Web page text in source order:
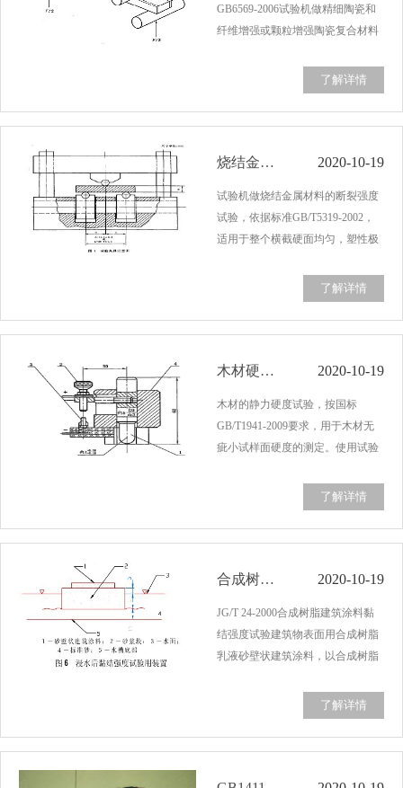
GB6569-2006试验机做精细陶瓷和
纤维增强或颗粒增强陶瓷复合材料
GB6569-2006要求执行。弯曲强度
时一个特定的弹性梁受弯曲载荷断
裂时的最大应力。对矩形截面的梁
了解详情
烧结金属材料弯曲 GB/T5319-2002 2020-10-19
试验机做烧结金属材料的断裂强度
试验，依据标准GB/T5319-2002，
适用于整个横截硬面均匀，塑性极
金属粉末的烧结强度与参考粉末的
烧结强度或参考强度间的比较试
验。不适用于硬质合金。将试样放
了解详情
木材硬度的试验机测试GB/T1941-2009 2020-10-19
木材的静力硬度试验，按国标
GB/T1941-2009要求，用于木材无
疵小试样面硬度的测定。使用试验
刚体压入的能力，用规定半径的半
球型钢压头，在静载荷下压入木材
以表示其硬度。试样要求尺寸为
了解详情
合成树脂建筑涂料黏结强度试验JG/T 24-2000 2020-10-19
JG/T 24-2000合成树脂建筑涂料黏
结强度试验建筑物表面用合成树脂
乳液砂壁状建筑涂料，以合成树脂
微粒和石粉为骨料，在建筑物表面
上形成具有石材质感饰面涂层。其
黏结强度试验，需要进行拉力机测
了解详情